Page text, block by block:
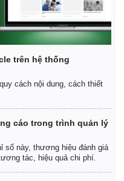
E-Magazine
Infographic
trên hệ thống
cách nội dung, cách thiết
cáo trong trình quản lý
số này, thương hiệu đánh giá
tác, hiệu quả chi phí.